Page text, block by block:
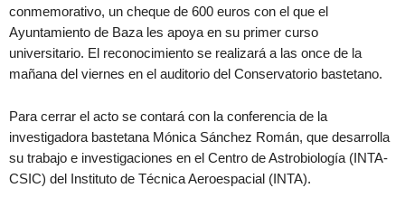
conmemorativo, un cheque de 600 euros con el que el
Ayuntamiento de Baza les apoya en su primer curso
universitario. El reconocimiento se realizará a las once de la
mañana del viernes en el auditorio del Conservatorio bastetano.
Para cerrar el acto se contará con la conferencia de la
investigadora bastetana Mónica Sánchez Román, que desarrolla
su trabajo e investigaciones en el Centro de Astrobiología (INTA-
CSIC) del Instituto de Técnica Aeroespacial (INTA).